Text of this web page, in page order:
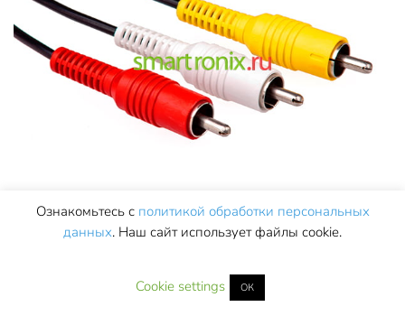
Эти разъёмы встречаются преимущественно на
незначительными исключениями и вовсе
отсутствуют. Использовать для подключения к
Ознакомьтесь с политикой обработки персональных
данных. Наш сайт использует файлы cookie.
Cookie settings ОК